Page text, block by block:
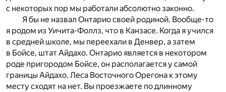
с некоторых пор мы работали абсолютно законно.
Я бы не назвал Онтарио своей родиной. Вообще-то
я родом из Уичита-Фоллз, что в Канзасе. Когда я учился
в средней школе, мы переехали в Денвер, а затем
в Бойсе, штат Айдахо. Онтарио является в некотором
роде пригородом Бойсе, он располагается у самой
границы Айдахо. Леса Восточного Орегона к этому
месту сходят на нет. Вы проезжаете по длинному